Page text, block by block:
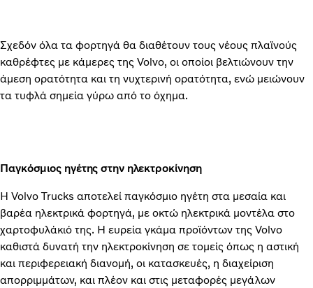
Σχεδόν όλα τα φορτηγά θα διαθέτουν τους νέους πλαϊνούς
καθρέφτες με κάμερες της Volvo, οι οποίοι βελτιώνουν την
άμεση ορατότητα και τη νυχτερινή ορατότητα, ενώ μειώνουν
τα τυφλά σημεία γύρω από το όχημα.
Παγκόσμιος ηγέτης στην ηλεκτροκίνηση
Η Volvo Trucks αποτελεί παγκόσμιο ηγέτη στα μεσαία και
βαρέα ηλεκτρικά φορτηγά, με οκτώ ηλεκτρικά μοντέλα στο
χαρτοφυλάκιό της. Η ευρεία γκάμα προϊόντων της Volvo
καθιστά δυνατή την ηλεκτροκίνηση σε τομείς όπως η αστική
και περιφερειακή διανομή, οι κατασκευές, η διαχείριση
απορριμμάτων, και πλέον και στις μεταφορές μεγάλων